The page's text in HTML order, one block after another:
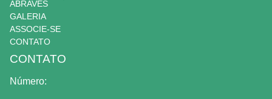
ABRAVES
GALERIA
ASSOCIE-SE
CONTATO
CONTATO
Número: